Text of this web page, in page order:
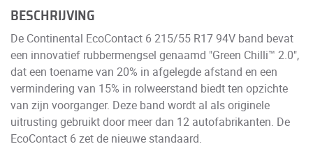
BESCHRIJVING
De Continental EcoContact 6 215/55 R17 94V band bevat
een innovatief rubbermengsel genaamd "Green Chilli™ 2.0",
dat een toename van 20% in afgelegde afstand en een
vermindering van 15% in rolweerstand biedt ten opzichte
van zijn voorganger. Deze band wordt al als originele
uitrusting gebruikt door meer dan 12 autofabrikanten. De
EcoContact 6 zet de nieuwe standaard.